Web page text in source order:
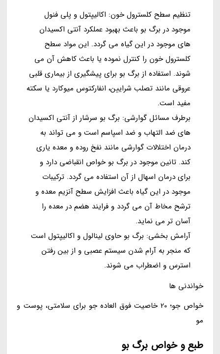
تنظیم سطح کلسترول خون: اکالیپتول و پلی فنول
موجود در برگ بو باعث بهبود عملکرد آنتی اکسیدان
های موجود در این گیاه می گردد. این مواد سطح
کلسترول خون را کنترل نموده یا باعث کاهش آن می
شوند. استفاده از برگ بو برای پیشگیری از بیماری قلبی
عروقی مانند تصلب شرایین، انفارکتوس میوکارد یا سکته
مفید است.
برطرف مسائل گوارشی: برگ بو سرشار از آنتی اکسیدان
های ضد التهاب و ضد اسپاسم است و می تواند به
درمان اختلالات گوارشی مانند نفخ روده و معده یاری
کند. تانین موجود در برگ بو خواص انقباضی دارد و
برای درمان اسهال از آن استفاده می گردد. ترکیبات
موجود در این گیاه باعث افزایش سطح آنزیم معده و
ترشح مخاط آن می گردد و فرایند هضم در معده را
آسان تر می نماید.
آرامش بخشی: برگ بو حاوی لینالول و اکالیپتول است
که منجر به آرام شدن سیستم عصبی و از بین رفتن
استرس و اضطراب می شوند.
خواندنی ها
خواص جو؛ 20 خاصیت فوق العاده جو برای سلامتی، پوست و
مو
طبع و خواص برگ بو